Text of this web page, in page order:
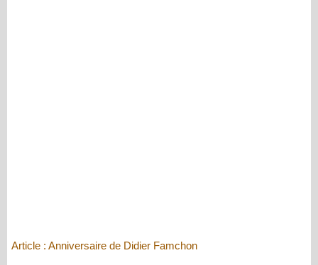
Article : Anniversaire de Didier Famchon